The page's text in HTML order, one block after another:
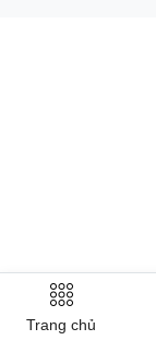
Trang chủ